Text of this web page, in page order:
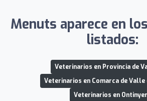
Menuts aparece en
listados:
Veterinarios en Provincia de
Veterinarios en Comarca de Valle
Veterinarios en